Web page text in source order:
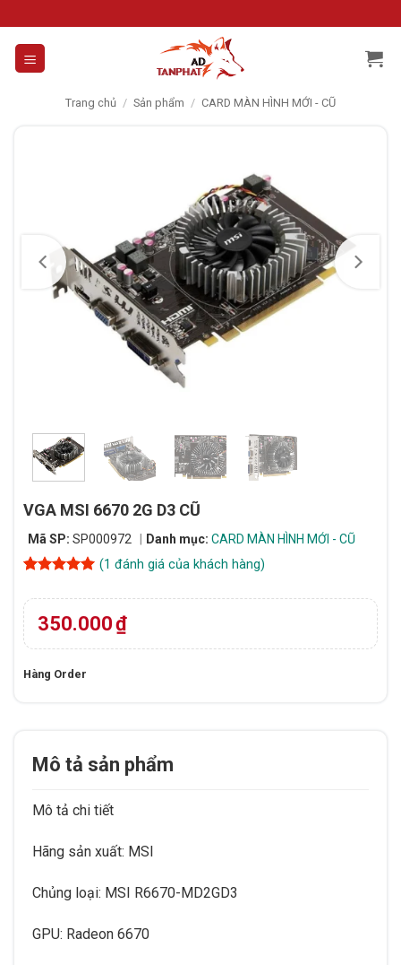
to
content
Trang chủ / Sản phẩm / CARD MÀN HÌNH MỚI - CŨ
VGA MSI 6670 2G D3 CŨ
Mã SP: SP000972 Danh mục: CARD MÀN HÌNH MỚI - CŨ
dựa trên
đánh giá
(1 đánh giá của khách hàng)
350.000₫
Hàng Order
Mô tả sản phẩm
Mô tả chi tiết
Hãng sản xuất: MSI
Chủng loại: MSI R6670-MD2GD3
GPU: Radeon 6670